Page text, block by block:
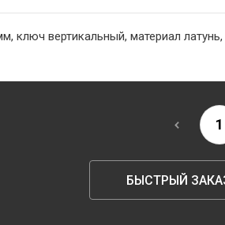
ключ вертикальный, материал латунь,
БЫСТРЫЙ